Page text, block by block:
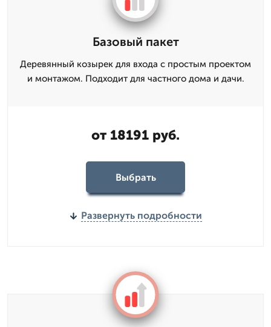
Базовый пакет
Деревянный козырек для входа с простым проектом
и монтажом. Подходит для частного дома и дачи.
от 18191 руб.
Выбрать
Развернуть подробности